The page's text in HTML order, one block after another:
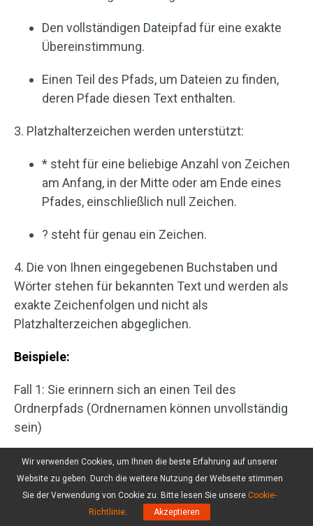
Den vollständigen Dateipfad für eine exakte
Übereinstimmung.
Einen Teil des Pfads, um Dateien zu finden,
deren Pfade diesen Text enthalten.
3. Platzhalterzeichen werden unterstützt:
* steht für eine beliebige Anzahl von Zeichen
am Anfang, in der Mitte oder am Ende eines
Pfades, einschließlich null Zeichen.
? steht für genau ein Zeichen.
4. Die von Ihnen eingegebenen Buchstaben und
Wörter stehen für bekannten Text und werden als
exakte Zeichenfolgen und nicht als
Platzhalterzeichen abgeglichen.
Beispiele:
Fall 1: Sie erinnern sich an einen Teil des
Ordnerpfads (Ordnernamen können unvollständig
sein)
Wenn Sie sich nicht an den vollständigen
Ordnerpfad erinnern, aber einen Teil eines oder
mehrerer Ordnernamen kennen, können Sie *
verwenden, um die fehlenden Zeichen oder Ordner
Wir verwenden Cookies, um Ihnen die beste Erfahrung auf unserer
Website zu geben. Durch die weitere Nutzung der Webseite stimmen
Sie der Verwendung von Cookie zu. Bitte lesen Sie unsere Cookie-
Richtlinie. Akzeptieren